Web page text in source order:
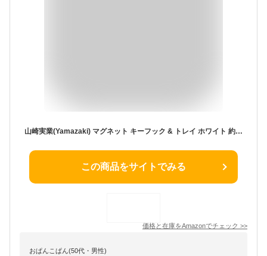
山崎実業(Yamazaki) マグネット キーフック & トレイ ホワイト 約W24.5×D4.5×H6cm スマート smart 玄関 エントランス 鍵 小物収納 2754
この商品をサイトでみる
価格と在庫をAmazonでチェック >>
おぱんこぱん(50代・男性)